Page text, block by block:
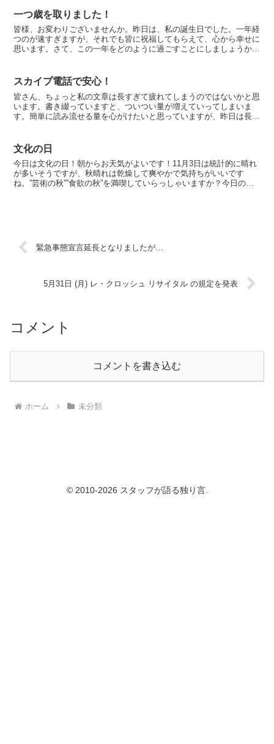
一つ歳を取りました！
皆様、お変わりございませんか。昨日は、私の誕生日でした。一年経
つのが速すぎますが、それでも皆に祝福してもらえて、心から幸せに
思います。さて、この一年をどのように過ごすことにしましょうか〜
スカイプ電話で安心！
皆さん、ちょっと私の文章は長すぎて疲れてしまうのではないかと思
います。書き綴っていますと、ついつい量が増えていってしまいま
す。簡単に読み流せる量を心がけたいと思っていますが、昨日は長す
文化の日
今日は文化の日！朝からお天気がよいです！11月3日は統計的に晴れ
が多いそうですが、秋晴れは乾燥して爽やかで気持ちがいいです
ね。”芸術の秋””食欲の秋”を満喫していらっしゃいますか？今日のよ
緊急事態宣言延長となりましたが…
5月31日 (月) レ・クロッシュ リサイタル の規定を発表
コメント
コメントを書き込む
ホーム 未分類
© 2010-2026 スタッフが語る独り言.